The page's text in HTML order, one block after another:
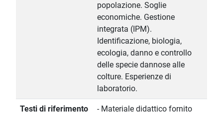
popolazione. Soglie
economiche. Gestione
integrata (IPM).
Identificazione, biologia,
ecologia, danno e controllo
delle specie dannose alle
colture. Esperienze di
laboratorio.
Testi di riferimento
- Materiale didattico fornito